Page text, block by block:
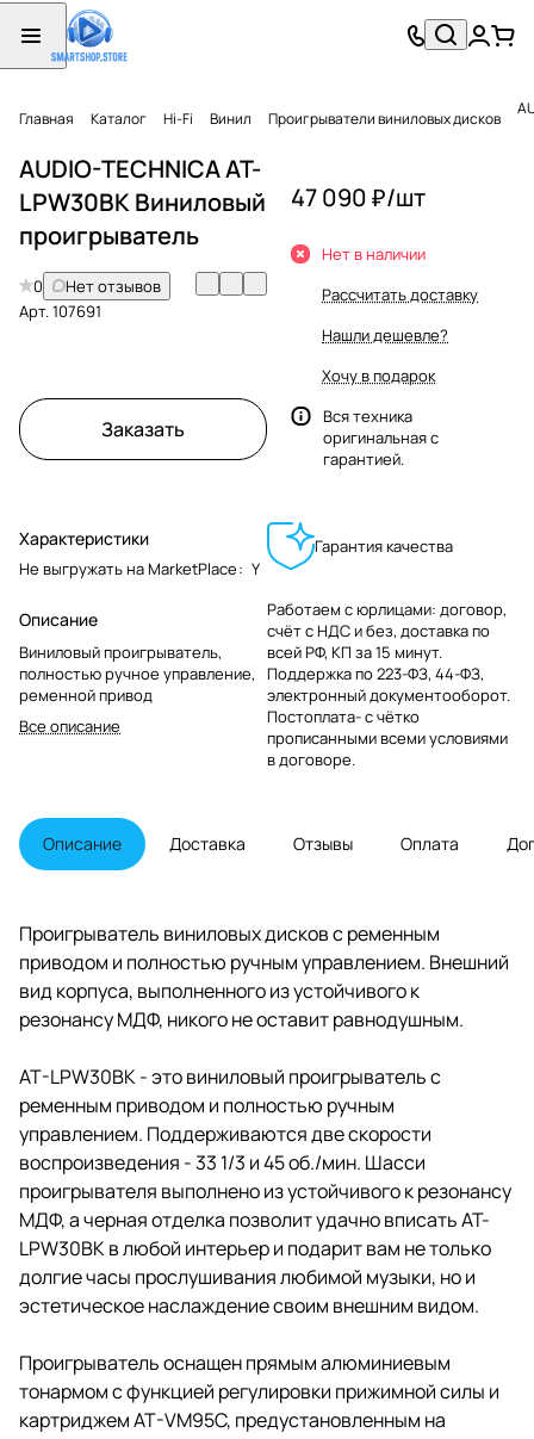
Главная Каталог Hi-Fi Винил Проигрыватели виниловых дисков
AUDIO-TECHNICA AT-
LPW30BK Виниловый
проигрыватель
0
Нет отзывов
Арт.107691
Заказать
Характеристики
Не выгружать на MarketPlace: Y
Описание
Виниловый проигрыватель,
полностью ручное управление,
ременной привод
Все описание
47 090 ₽/шт
Нет в наличии
Рассчитать доставку
Нашли дешевле?
Хочу в подарок
Вся техника
оригинальная с
гарантией.
Гарантия качества
Работаем с юрлицами: договор,
счёт с НДС и без, доставка по
всей РФ, КП за 15 минут.
Поддержка по 223-ФЗ, 44-ФЗ,
электронный документооборот.
Постоплата- с чётко
прописанными всеми условиями
в договоре.
Описание Доставка Отзывы Оплата
Проигрыватель виниловых дисков с ременным
приводом и полностью ручным управлением. Внешний
вид корпуса, выполненного из устойчивого к
резонансу МДФ, никого не оставит равнодушным.
AT-LPW30BK - это виниловый проигрыватель с
ременным приводом и полностью ручным
управлением. Поддерживаются две скорости
воспроизведения - 33 1/3 и 45 об./мин. Шасси
проигрывателя выполнено из устойчивого к резонансу
МДФ, а черная отделка позволит удачно вписать AT-
LPW30BK в любой интерьер и подарит вам не только
долгие часы прослушивания любимой музыки, но и
эстетическое наслаждение своим внешним видом.
Проигрыватель оснащен прямым алюминиевым
тонармом с функцией регулировки прижимной силы и
картриджем AT-VM95C, предустановленным на